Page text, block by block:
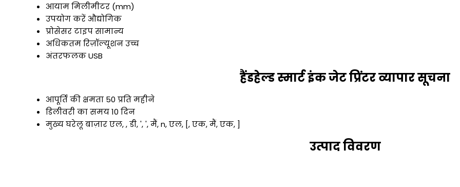
आयाममिलीमीटर (mm)
उपयोग करेंऔद्योगिक
प्रोसेसर टाइपसामान्य
अधिकतम रिज़ॉल्यूशनउच्च
अंतरफलकUSB
हैंडहेल्ड स्मार्ट इंक जेट प्रिंटर व्यापार सूचना
आपूर्ति की क्षमता 50 प्रति महीने
डिलीवरी का समय10 दिन
मुख्य घरेलू बाज़ारएल, , डी, ', ', मैं, n, एल, [, एक, मैं, एक, ]
उत्पाद विवरण